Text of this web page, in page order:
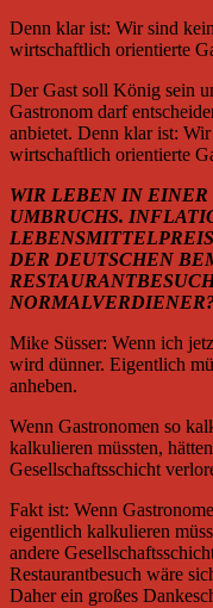
Denn klar ist: Wir sind
wirtschaftlich orientierte
Der Gast soll König sein
Gastronom darf
anbietet. Denn klar ist:
wirtschaftlich orientierte
WIR LEBEN IN
UMBRUCHS.
DER DEUTSCHEN
Mike Süsser: Wenn ich
wird dünner. Eigentlich
anheben.
Wenn Gastronomen so
kalkulieren müssten,
Gesellschaftsschicht
Fakt ist: Wenn
eigentlich kalkulieren
andere
Restaurantbesuch wäre
Daher ein großes